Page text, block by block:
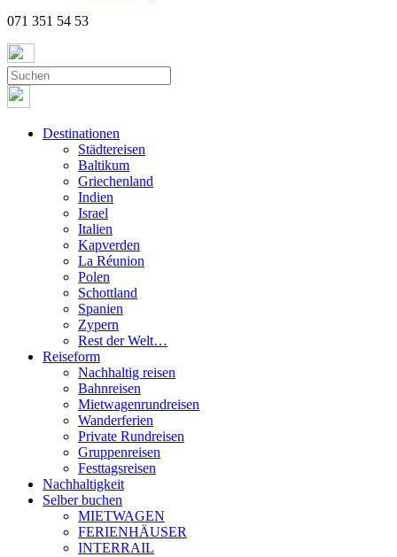
071 351 54 53
Destinationen
Städtereisen
Baltikum
Griechenland
Indien
Israel
Italien
Kapverden
La Réunion
Polen
Schottland
Spanien
Zypern
Rest der Welt…
Reiseform
Nachhaltig reisen
Bahnreisen
Mietwagenrundreisen
Wanderferien
Private Rundreisen
Gruppenreisen
Festtagsreisen
Nachhaltigkeit
Selber buchen
MIETWAGEN
FERIENHÄUSER
INTERRAIL